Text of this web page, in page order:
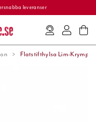
leveranser
Flatstifthylsa Lim-Krymp